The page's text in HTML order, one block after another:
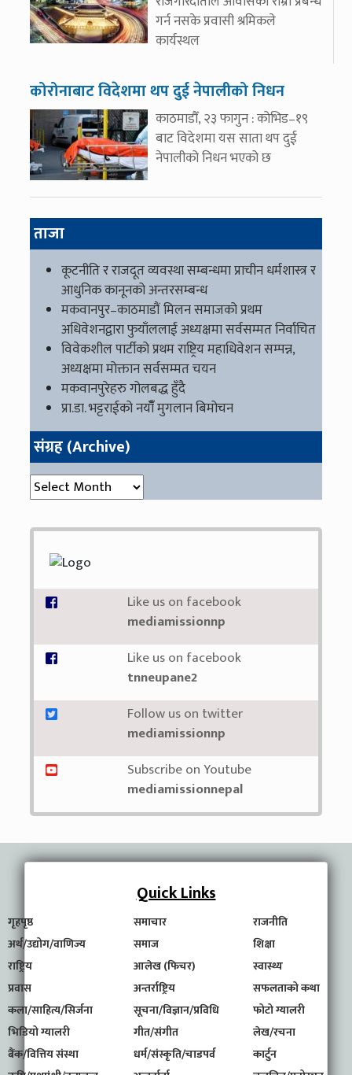
गर्न नसके प्रवासी श्रमिकले
कार्यस्थल
कोरोनाबाट विदेशमा थप दुई नेपालीको निधन
काठमाडौँ, २३ फागुन : कोभिड–१९
बाट विदेशमा यस साता थप दुई
नेपालीको निधन भएको छ
ताजा
कूटनीति र राजदूत व्यवस्था सम्बन्धमा प्राचीन धर्मशास्त्र र
आधुनिक कानूनको अन्तरसम्बन्ध
मकवानपुर–काठमाडौं मिलन समाजको प्रथम
अधिवेशनद्वारा फुयाँललाई अध्यक्षमा सर्वसम्मत निर्वाचित
विवेकशील पार्टीको प्रथम राष्ट्रिय महाधिवेशन सम्पन्न,
अध्यक्षमा मोक्तान सर्वसम्मत चयन
मकवानपुरेहरु गोलबद्ध हुँदै
प्रा.डा. भट्टराईको नयाँँ मुगलान बिमोचन
संग्रह (Archive)
संग्रह (Archive)
Like us on facebook
mediamissionnp
Like us on facebook
tnneupane2
Follow us on twitter
mediamissionnp
Subscribe on Youtube
mediamissionnepal
Quick Links
गृहपृष्ठ समाचार
राजनीति
अर्थ/उद्योग/वाणिज्य
समाज
शिक्षा
राष्ट्रिय
आलेख (फिचर)
स्वास्थ्य
प्रवास
अन्तर्राष्ट्रिय
सफलताको कथा
कला/साहित्य/सिर्जना
सूचना/विज्ञान/प्रविधि
फोटो ग्यालरी
भिडियो ग्यालरी
गीत/संगीत
लेख/रचना
बैंक/वित्तिय संस्था
धर्म/संस्कृति/चाडपर्व
कार्टुन